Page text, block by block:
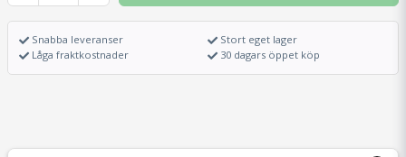
Snabba leveranser
Låga fraktkostnader
Stort eget lager
30 dagars öppet köp